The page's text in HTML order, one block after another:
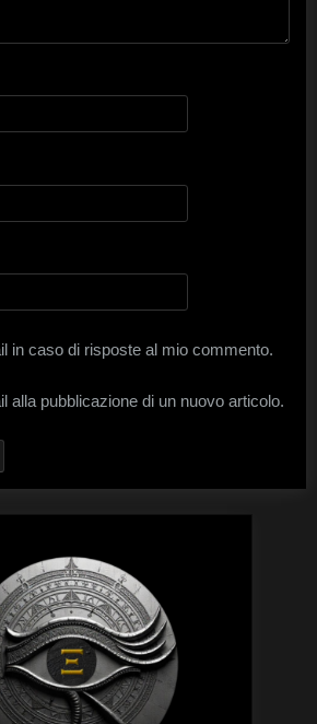
in caso di risposte al mio commento.
alla pubblicazione di un nuovo articolo.